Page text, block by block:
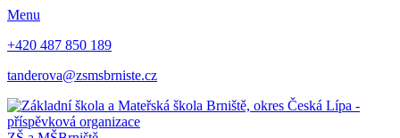
Menu
+420 487 850 189
tanderova@zsmsbrniste.cz